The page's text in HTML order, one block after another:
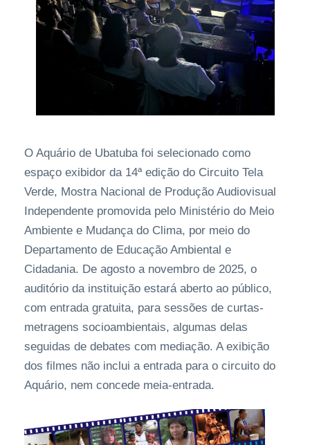
O Aquário de Ubatuba foi selecionado como
espaço exibidor da 14ª edição do Circuito Tela
Verde, Mostra Nacional de Produção Audiovisual
Independente promovida pelo Ministério do Meio
Ambiente e Mudança do Clima, por meio do
Departamento de Educação Ambiental e
Cidadania. De agosto a novembro de 2025, o
auditório da instituição estará aberto ao público,
com entrada gratuita, para sessões de curtas-
metragens socioambientais, algumas delas
seguidas de debates com mediação. A exibição
dos filmes não inclui a entrada para o circuito do
Aquário, nem concede meia-entrada.